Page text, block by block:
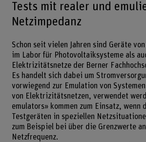
Tests mit realer und
Netzimpedanz
Schon seit vielen Jahren sind Geräte von
im Labor für Photovoltaiksysteme als
Elektrizitätsnetze der Berner
Es handelt sich dabei um
vorwiegend zur Emulation von
von Elektrizitätsnetzen, verwendet
emulators» kommen zum Einsatz, wenn
Testgeräten in speziellen
zum Beispiel bei über die Grenzwerte
Netzfrequenz.